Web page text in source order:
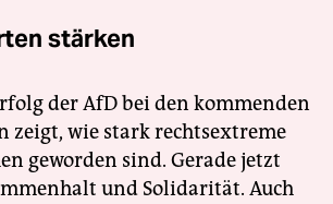
stärken
der AfD bei den kommenden
zeigt, wie stark rechtsextreme
geworden sind. Gerade jetzt
und Solidarität. Auch